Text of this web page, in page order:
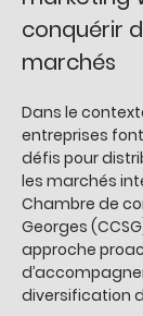
conquérir
marchés
Dans le
entreprises
défis pour
les marchés
Chambre de
Georges
approche
diversification